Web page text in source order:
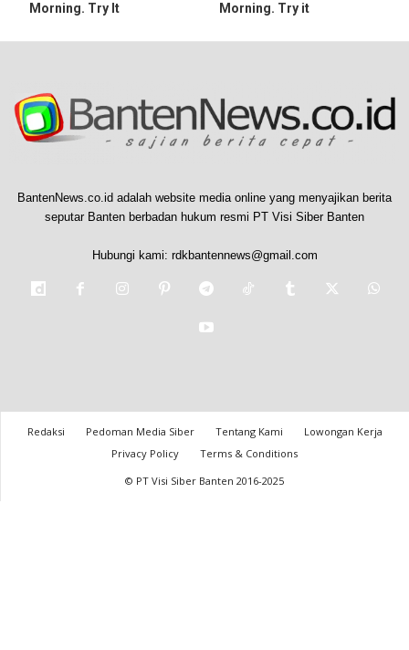
Morning. Try It
Morning. Try it
BantenNews.co.id adalah website media online yang menyajikan berita
seputar Banten berbadan hukum resmi PT Visi Siber Banten
Hubungi kami: rdkbantennews@gmail.com
Redaksi Pedoman Media Siber Tentang Kami
Lowongan Kerja
Privacy Policy
Terms & Conditions
© PT Visi Siber Banten 2016-2025